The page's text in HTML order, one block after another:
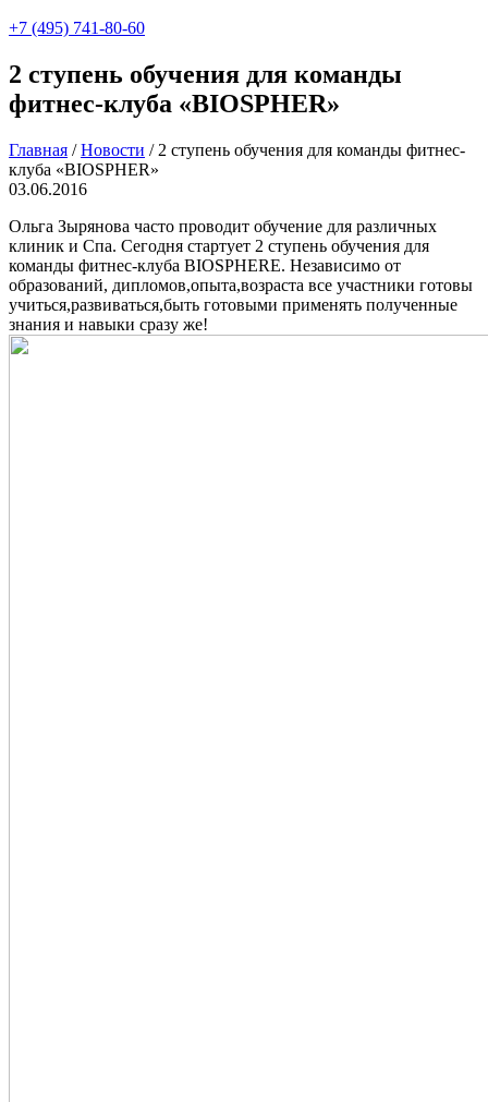
+7 (495) 741-80-60
2 ступень обучения для команды
фитнес-клуба «BIOSPHER»
Главная /Новости / 2 ступень обучения для команды фитнес-
клуба «BIOSPHER»
03.06.2016
Ольга Зырянова часто проводит обучение для различных
клиник и Спа. Сегодня стартует 2 ступень обучения для
команды фитнес-клуба BIOSPHERE. Независимо от
образований, дипломов,опыта,возраста все участники готовы
учиться,развиваться,быть готовыми применять полученные
знания и навыки сразу же!